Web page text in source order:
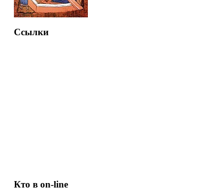
Ссылки
Кто в on-line